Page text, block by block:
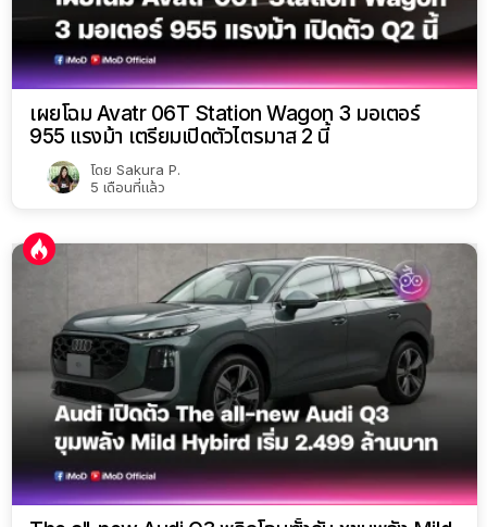
เผยโฉม Avatr 06T Station Wagon 3 มอเตอร์
955 แรงม้า เตรียมเปิดตัวไตรมาส 2 นี้
โดย Sakura P.
5 เดือนที่แล้ว